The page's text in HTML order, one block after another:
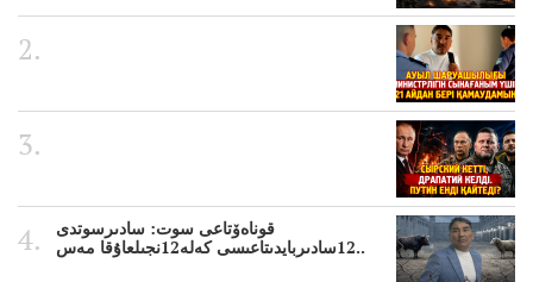
قوناەۆتاعى سوت: سادىرسوتدى
12سادىربايدىتاعىسى كەلە12نجىلعاۇقا مەس..